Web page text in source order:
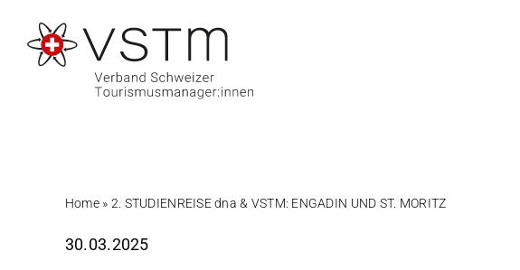
Inhalt
springen
Home » 2. STUDIENREISE dna & VSTM: ENGADIN UND ST. MORITZ
30.03.2025